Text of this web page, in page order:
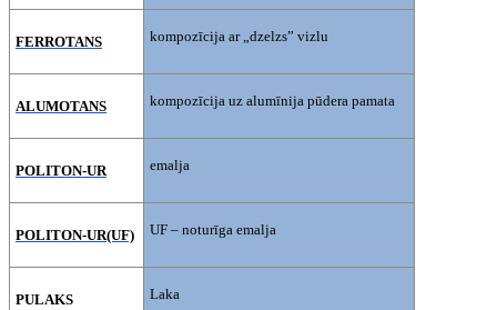
FERROTANS kompozīcija ar „dzelzs” vizlu
ALUMOTANS kompozīcija uz alumīnija pūdera pamata
POLITON-UR emalja
POLITON-UR(UF) UF – noturīga emalja
PULAKS Laka